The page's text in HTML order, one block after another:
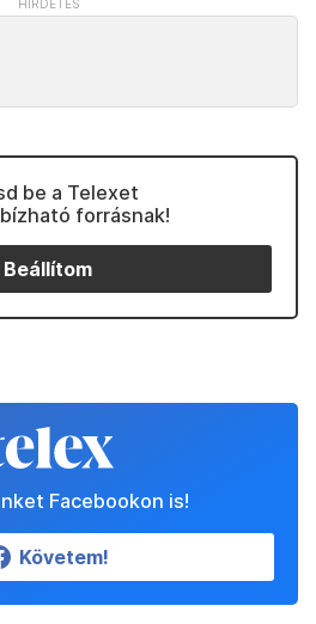
be a Telexet
forrásnak!
Beállítom
Facebookon is!
Követem!